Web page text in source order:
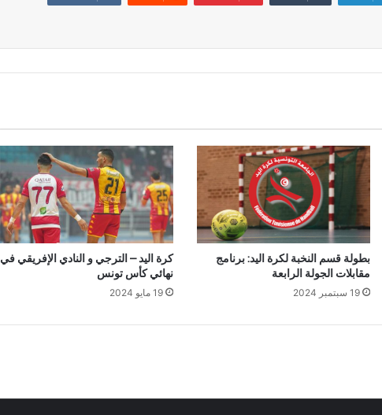
بطولة قسم النخبة لكرة اليد: برنامج
مقابلات الجولة الرابعة
19 سبتمبر 2024
كرة اليد – الترجي و النادي الإفريقي في
نهائي كأس تونس
19 مايو 2024